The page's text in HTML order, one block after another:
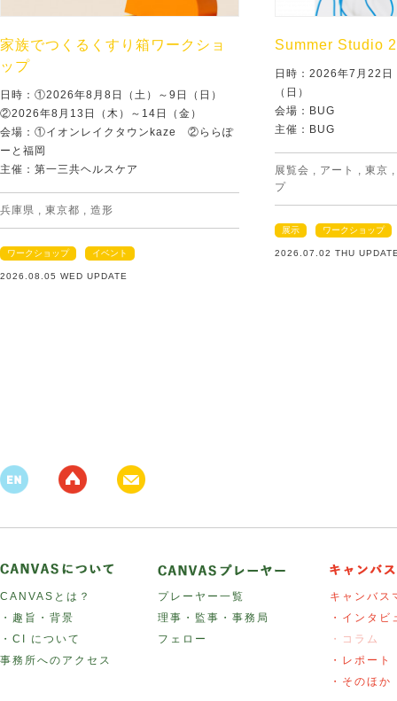
家族でつくるくすり箱ワークショ
ップ
日時：①2026年8月8日（土）～9日（日）
②2026年8月13日（木）～14日（金）
会場：①イオンレイクタウンkaze ②ららぽ
ーと福岡
主催：第一三共ヘルスケア
兵庫県 , 東京都 , 造形
ワークショップ イベント
2026.08.05 WED UPDATE
Summer Studio
日時：2026年7月22
（日）
会場：BUG
主催：BUG
展覧会 , アート , 東京
プ
展示 ワークショップ
2026.07.02 THU
CANVASとは？
・趣旨・背景
・CI について
事務所へのアクセス
プレーヤー一覧
理事・監事・事務局
フェロー
キャンバス
・インタビ
・コラム
・レポート
・そのほか